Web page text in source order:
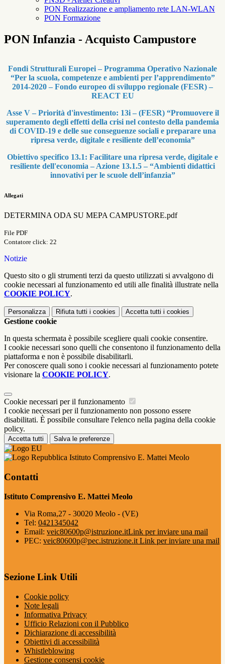
PON Realizzazione e ampliamento rete LAN-WLAN
PON Formazione
PON Infanzia - Acquisto Campustore
Fondi Strutturali Europei – Programma Operativo Nazionale
“Per la scuola, competenze e ambienti per l’apprendimento”
2014-2020 – Fondo europeo di sviluppo regionale (FESR) –
REACT EU
Asse V – Priorità d'investimento: 13i – (FESR) “Promuovere il
superamento degli effetti della crisi nel contesto della pandemia
di COVID-19 e delle sue conseguenze sociali e preparare una
ripresa verde, digitale e resiliente dell’economia”
Obiettivo specifico 13.1: Facilitare una ripresa verde, digitale e
resiliente dell'economia – Azione 13.1.5 – “Ambienti didattici
innovativi per le scuole dell’infanzia”
Allegati
DETERMINA ODA SU MEPA CAMPUSTORE.pdf
File PDF
Contatore click: 22
Notizie
Questo sito o gli strumenti terzi da questo utilizzati si avvalgono di
cookie necessari al funzionamento ed utili alle finalità illustrate nella
COOKIE POLICY.
Personalizza Rifiuta tutti i cookies Accetta tutti i cookies
Gestione cookie
In questa schermata è possibile scegliere quali cookie consentire.
I cookie necessari sono quelli che consentono il funzionamento della
piattaforma e non è possibile disabilitarli.
Per conoscere quali sono i cookie necessari al funzionamento potete
visionare la COOKIE POLICY.
Cookie necessari per il funzionamento
I cookie necessari per il funzionamento non possono essere
disabilitati. È possibile consultare l'elenco nella pagina della cookie
policy.
Accetta tutti Salva le preferenze
Istituto Comprensivo E. Mattei Meolo
Contatti
Istituto Comprensivo E. Mattei Meolo
Via Roma,27 - 30020 Meolo - (VE)
Tel: 0421345042
Email: veic80600p@istruzione.itLink per inviare una mail
PEC: veic80600p@pec.istruzione.it Link per inviare una mail
Sezione Link Utili
Cookie policy
Note legali
Informativa Privacy
Ufficio Relazioni con il Pubblico
Dichiarazione di accessibilità
Obiettivi di accessibilità
Whistleblowing
Gestione consensi cookie